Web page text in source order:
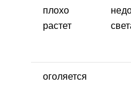
плохо
растет
оголяется